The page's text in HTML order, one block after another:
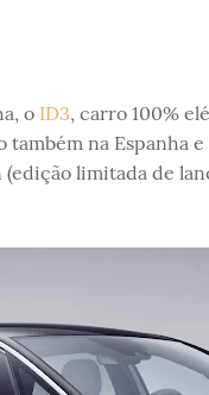
o ID3, carro 100%
na Espanha
limitada de